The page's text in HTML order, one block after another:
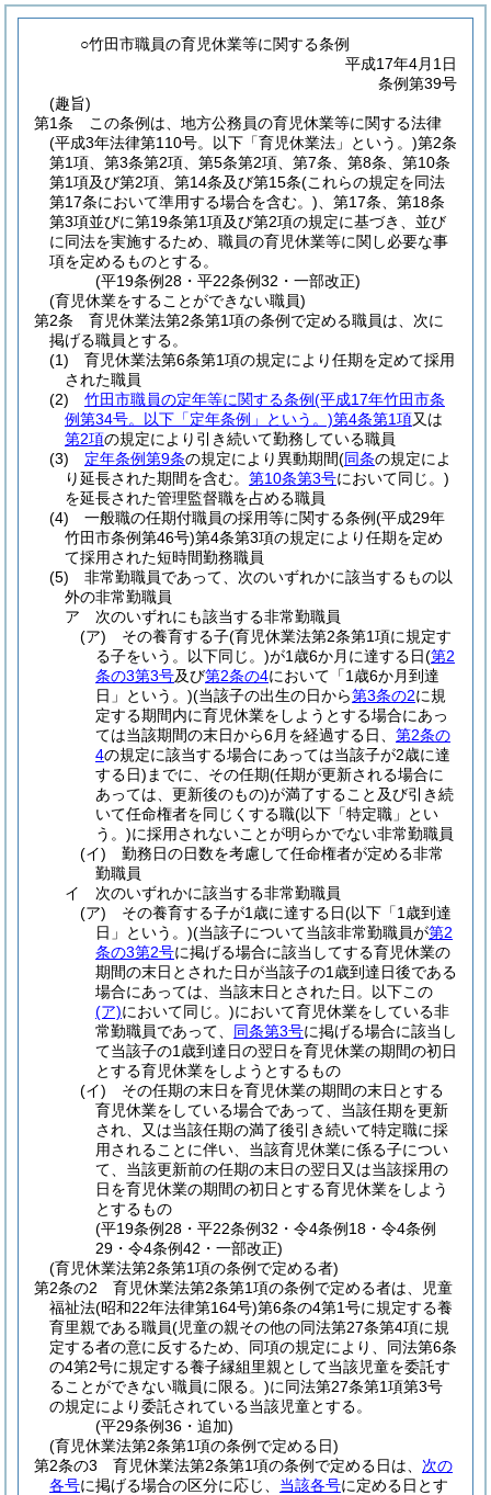
○竹田市職員の育児休業等に関する条例
平成17年4月1日
条例第39号
(趣旨)
第1条
この条例は、地方公務員の育児休業等に関する法律
(平成3年法律第110号。以下「育児休業法」という。)第2条
第1項、第3条第2項、第5条第2項、第7条、第8条、第10条
第1項及び第2項、第14条及び第15条(これらの規定を同法
第17条において準用する場合を含む。) 、第17条、第18条
第3項並びに第19条第1項及び第2項の規定に基づき、並び
に同法を実施するため、職員の育児休業等に関し必要な事
項を定めるものとする。
(平19条例28・平22条例32・一部改正)
(育児休業をすることができない職員)
第2条
育児休業法第2条第1項の条例で定める職員は、次に
掲げる職員とする。
(1)
育児休業法第6条第1項の規定により任期を定めて採用
された職員
(2)
竹田市職員の定年等に関する条例(平成17年竹田市条
例第34号。以下「定年条例」という。)第4条第1項又は
第2項の規定により引き続いて勤務している職員
(3)
定年条例第9条の規定により異動期間(同条の規定によ
り延長された期間を含む。 第10条第3号において同じ。)
を延長された管理監督職を占める職員
(4)
一般職の任期付職員の採用等に関する条例(平成29年
竹田市条例第46号)第4条第3項の規定により任期を定め
て採用された短時間勤務職員
(5)
非常勤職員であって、次のいずれかに該当するもの以
外の非常勤職員
ア
次のいずれにも該当する非常勤職員
(ア)
その養育する子(育児休業法第2条第1項に規定す
る子をいう。以下同じ。)が1歳6か月に達する日(第2
条の3第3号及び第2条の4において「1歳6か月到達
日」という。)(当該子の出生の日から第3条の2に規
定する期間内に育児休業をしようとする場合にあっ
ては当該期間の末日から6月を経過する日、第2条の
4の規定に該当する場合にあっては当該子が2歳に達
する日) までに、その任期(任期が更新される場合に
あっては、更新後のもの)が満了すること及び引き続
いて任命権者を同じくする職(以下「特定職」とい
う。)に採用されないことが明らかでない非常勤職員
(イ)
勤務日の日数を考慮して任命権者が定める非常
勤職員
イ
次のいずれかに該当する非常勤職員
(ア)
その養育する子が1歳に達する日(以下「1歳到達
日」という。)(当該子について当該非常勤職員が第2
条の3第2号に掲げる場合に該当してする育児休業の
期間の末日とされた日が当該子の1歳到達日後である
場合にあっては、当該末日とされた日。以下この
(ア)において同じ。)において育児休業をしている非
常勤職員であって、 同条第3号に掲げる場合に該当し
て当該子の1歳到達日の翌日を育児休業の期間の初日
とする育児休業をしようとするもの
(イ)
その任期の末日を育児休業の期間の末日とする
育児休業をしている場合であって、当該任期を更新
され、又は当該任期の満了後引き続いて特定職に採
用されることに伴い、当該育児休業に係る子につい
て、当該更新前の任期の末日の翌日又は当該採用の
日を育児休業の期間の初日とする育児休業をしよう
とするもの
(平19条例28・平22条例32・令4条例18・令4条例
29・令4条例42・一部改正)
(育児休業法第2条第1項の条例で定める者)
第2条の2
育児休業法第2条第1項の条例で定める者は、児童
福祉法(昭和22年法律第164号)第6条の4第1号に規定する養
育里親である職員(児童の親その他の同法第27条第4項に規
定する者の意に反するため、同項の規定により、同法第6条
の4第2号に規定する養子縁組里親として当該児童を委託す
ることができない職員に限る。)に同法第27条第1項第3号
の規定により委託されている当該児童とする。
(平29条例36・追加)
(育児休業法第2条第1項の条例で定める日)
第2条の3
育児休業法第2条第1項の条例で定める日は、 次の
各号に掲げる場合の区分に応じ、 当該各号に定める日とす